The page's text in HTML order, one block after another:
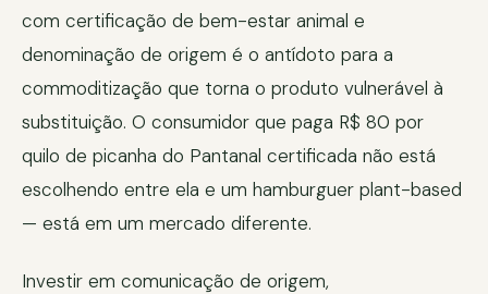
com certificação de bem-estar animal e
denominação de origem é o antídoto para a
commoditização que torna o produto vulnerável à
substituição. O consumidor que paga R$ 80 por
quilo de picanha do Pantanal certificada não está
escolhendo entre ela e um hamburguer plant-based
— está em um mercado diferente.
Investir em comunicação de origem,